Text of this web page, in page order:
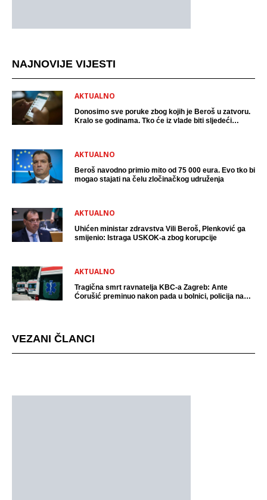
NAJNOVIJE VIJESTI
AKTUALNO
Donosimo sve poruke zbog kojih je Beroš u zatvoru.
Kralo se godinama. Tko će iz vlade biti sljedeći
AKTUALNO
Beroš navodno primio mito od 75 000 eura. Evo tko bi
mogao stajati na čelu zločinačkog udruženja
AKTUALNO
Uhićen ministar zdravstva Vili Beroš, Plenković ga
smijenio: Istraga USKOK-a zbog korupcije
AKTUALNO
Tragična smrt ravnatelja KBC-a Zagreb: Ante
Ćorušić preminuo nakon pada u bolnici, policija na
VEZANI ČLANCI